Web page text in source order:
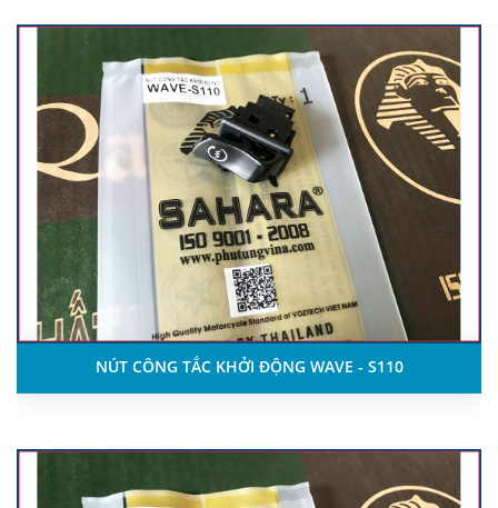
NÚT CÔNG TẮC KHỞI ĐỘNG WAVE - S110